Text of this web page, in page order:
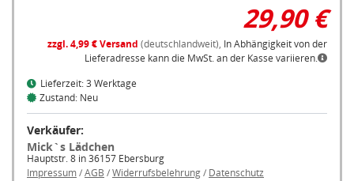
29,90 €
zzgl. 4,99 € Versand (deutschlandweit), In Abhängigkeit von der
Lieferadresse kann die MwSt. an der Kasse variieren.
Lieferzeit: 3 Werktage
Zustand: Neu
Verkäufer:
Mick`s Lädchen
Hauptstr. 8 in 36157 Ebersburg
Impressum/AGB /Widerrufsbelehrung/ Datenschutz